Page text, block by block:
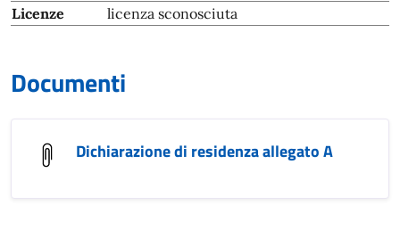
Licenze licenza sconosciuta
Documenti
Dichiarazione di residenza allegato A